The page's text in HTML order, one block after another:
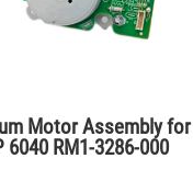
Motor Assembly for
6040 RM1-3286-000